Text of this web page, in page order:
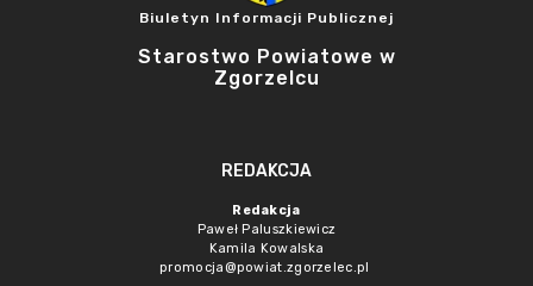
Biuletyn Informacji Publicznej
Starostwo Powiatowe w
Zgorzelcu
REDAKCJA
Redakcja
Paweł Paluszkiewicz
Kamila Kowalska
promocja@powiat.zgorzelec.pl